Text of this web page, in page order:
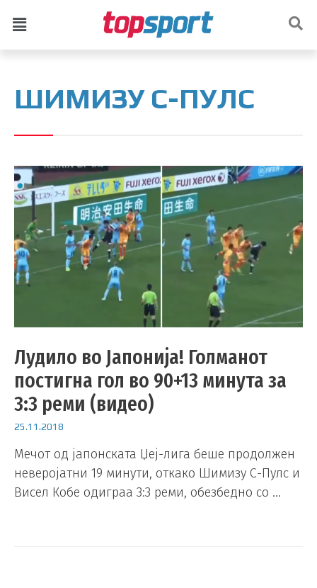
ШИМИЗУ С-ПУЛС
Лудило во Јапонија! Голманот
постигна гол во 90+13 минута за
3:3 реми (видео)
25.11.2018
Мечот од јапонската Џеј-лига беше продолжен
неверојатни 19 минути, откако Шимизу С-Пулс и
Висел Кобе одиграа 3:3 реми, обезбедно со …